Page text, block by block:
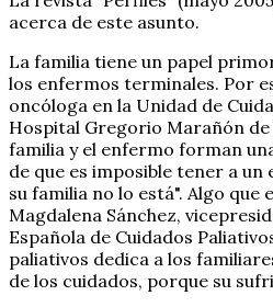
acerca de este asunto.
La familia tiene un papel
los enfermos terminales. Por
oncóloga en la Unidad de
Hospital Gregorio Marañón
familia y el enfermo forman
de que es imposible tener a
su familia no lo está". Algo
Magdalena Sánchez,
Española de Cuidados
paliativos dedica a los
de los cuidados, porque su